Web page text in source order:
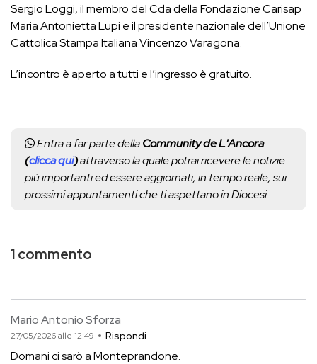
Sergio Loggi, il membro del Cda della Fondazione Carisap
Maria Antonietta Lupi e il presidente nazionale dell’Unione
Cattolica Stampa Italiana Vincenzo Varagona.
L’incontro è aperto a tutti e l’ingresso è gratuito.
Entra a far parte dellaCommunity de L'Ancora
(clicca qui)attraverso la quale potrai ricevere le notizie
più importanti ed essere aggiornati, in tempo reale, sui
prossimi appuntamenti che ti aspettano in Diocesi.
1 commento
Mario Antonio Sforza
27/05/2026 alle 12:49 Rispondi
Domani ci sarò a Monteprandone.